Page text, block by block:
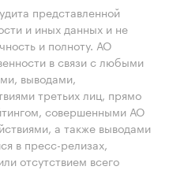
представленной
и иных данных и не
и полноту. АО
в связи с любыми
выводами,
третьих лиц, прямо
совершенными АО
а также выводами
в пресс-релизах,
отсутствием всего